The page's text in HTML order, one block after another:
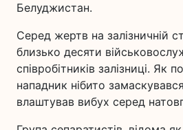
Белуджистан.
Серед жертв на залізничній
близько десяти
співробітників залізниці. Як
нападник нібито
влаштував вибух серед